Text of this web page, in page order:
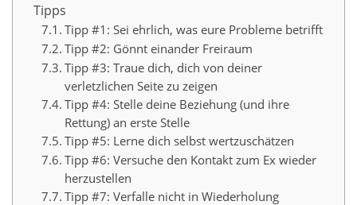
Tipps
Tipp #1: Sei ehrlich, was eure Probleme betrifft
Tipp #2: Gönnt einander Freiraum
Tipp #3: Traue dich, dich von deiner
verletzlichen Seite zu zeigen
Tipp #4: Stelle deine Beziehung (und ihre
Rettung) an erste Stelle
Tipp #5: Lerne dich selbst wertzuschätzen
Tipp #6: Versuche den Kontakt zum Ex wieder
herzustellen
Tipp #7: Verfalle nicht in Wiederholung